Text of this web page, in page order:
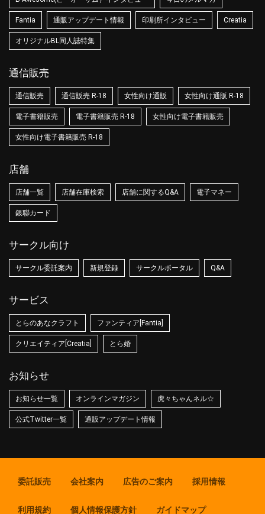
Fantia 通販アップデート情報 印刷所インタビュー Creatia
オリジナルBL同人誌特集
通信販売
通信販売 通信販売 R-18 女性向け通販 女性向け通販 R-18
電子書籍販売 電子書籍販売 R-18 女性向け電子書籍販売
女性向け電子書籍販売 R-18
店舗
店舗一覧 店舗在庫検索 店舗に関するQ&A 電子マネー
銀聯カード
サークル向け
サークル委託案内 新規登録 サークルポータル Q&A
サービス
とらのあなクラフト ファンティア[Fantia]
クリエイティア[Creatia] とら婚
お知らせ
お知らせ一覧 オンラインマガジン 虎々ちゃんネル☆
公式Twitter一覧 通販アップデート情報
委託販売 会社案内 広告のご案内 採用情報
利用規約 個人情報保護方針 ガイドマップ